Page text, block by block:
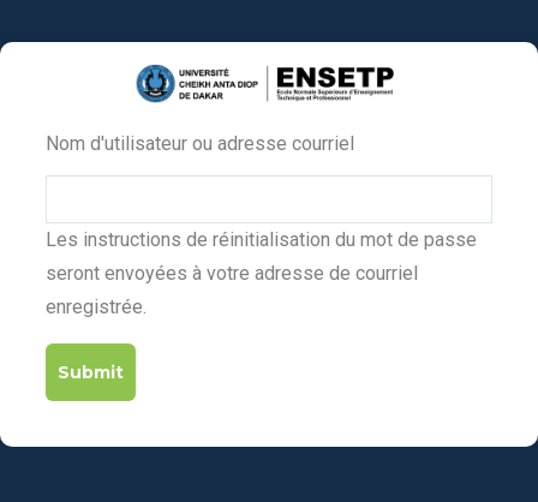
au
Primary
tabs
Nom d'utilisateur ou adresse courriel
Les instructions de réinitialisation du mot de passe
seront envoyées à votre adresse de courriel
enregistrée.